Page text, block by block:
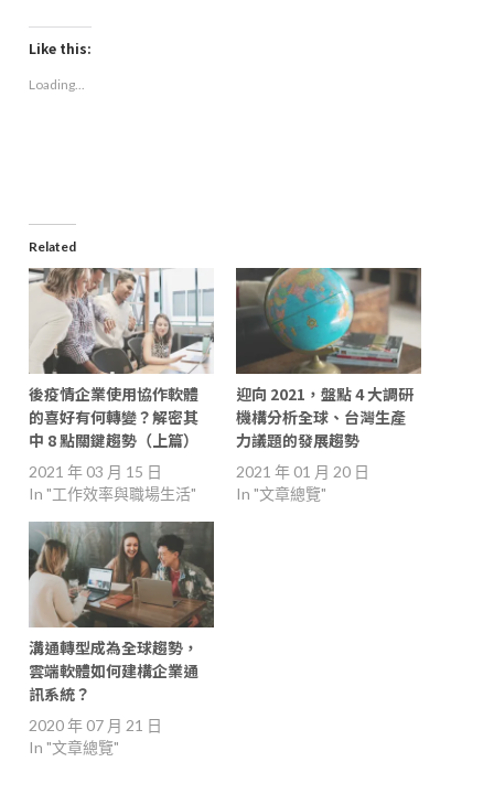
Facebook
(Opens
in
window)
Like this:
Loading...
Related
後疫情企業使用協作軟體
的喜好有何轉變？解密其
中 8 點關鍵趨勢（上篇）
2021 年 03 月 15 日
In "工作效率與職場生活"
迎向 2021，盤點 4 大調研
機構分析全球、台灣生產
力議題的發展趨勢
2021 年 01 月 20 日
In "文章總覽"
溝通轉型成為全球趨勢，
雲端軟體如何建構企業通
訊系統？
2020 年 07 月 21 日
In "文章總覽"